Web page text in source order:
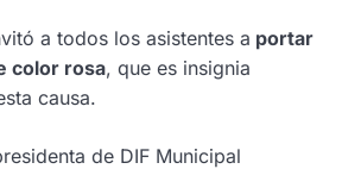
a todos los asistentes a portar
color rosa, que es insignia
causa.
de DIF Municipal